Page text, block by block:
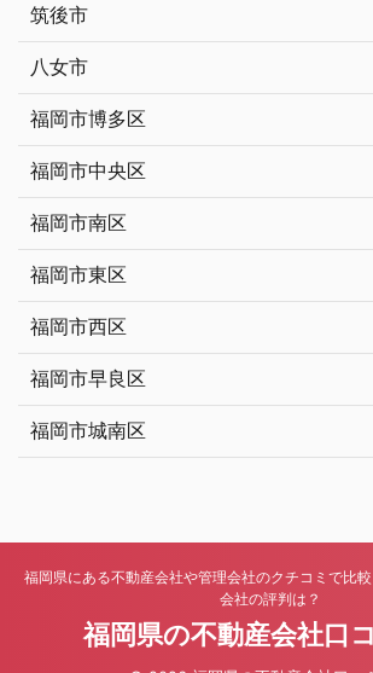
筑後市
八女市
福岡市博多区
福岡市中央区
福岡市南区
福岡市東区
福岡市西区
福岡市早良区
福岡市城南区
福岡県にある不動産会社や管理会社のクチコミで比
会社の評判は？
福岡県の不動産会社口